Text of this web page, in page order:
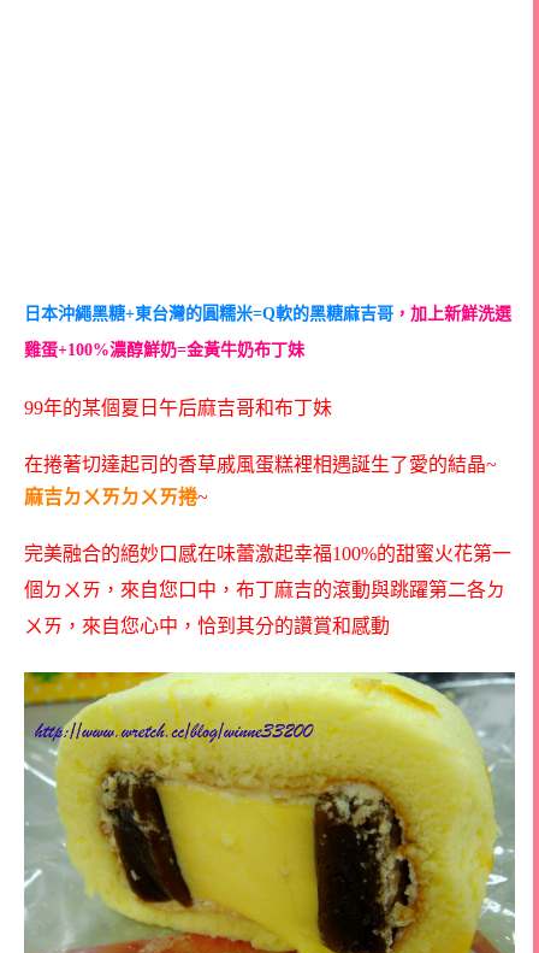
日本沖繩黑糖+東台灣的圓糯米=Q軟的黑糖麻吉哥 ，加上新鮮洗選
雞蛋+100%濃醇鮮奶=金黃牛奶布丁妹
99年的某個夏日午后麻吉哥和布丁妹
在捲著切達起司的香草戚風蛋糕裡相遇誕生了愛的結晶~
麻吉ㄉㄨㄞㄉㄨㄞ捲~
完美融合的絕妙口感在味蕾激起幸福100%的甜蜜火花第一
個ㄉㄨㄞ，來自您口中，布丁麻吉的滾動與跳躍第二各ㄉ
ㄨㄞ，來自您心中，恰到其分的讚賞和感動